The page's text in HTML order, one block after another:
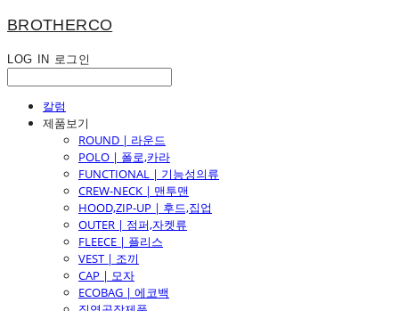
BROTHERCO
LOG IN 로그인
칼럼
제품보기
ROUND | 라운드
POLO | 폴로,카라
FUNCTIONAL | 기능성의류
CREW-NECK | 맨투맨
HOOD,ZIP-UP | 후드,집업
OUTER | 점퍼,자켓류
FLEECE | 플리스
VEST | 조끼
CAP | 모자
ECOBAG | 에코백